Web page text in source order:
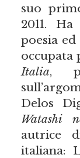
suo
2011.
poesia ed
occupata
Italia,
Delos
Watashi
autrice
italiana: